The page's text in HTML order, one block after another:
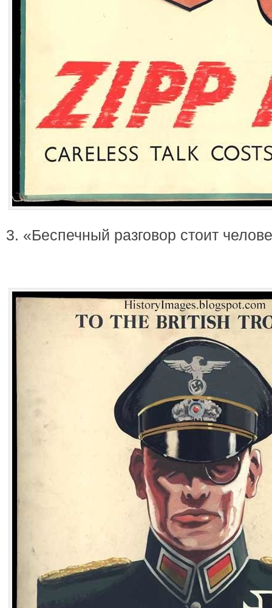
3. «Беспечный разговор стоит